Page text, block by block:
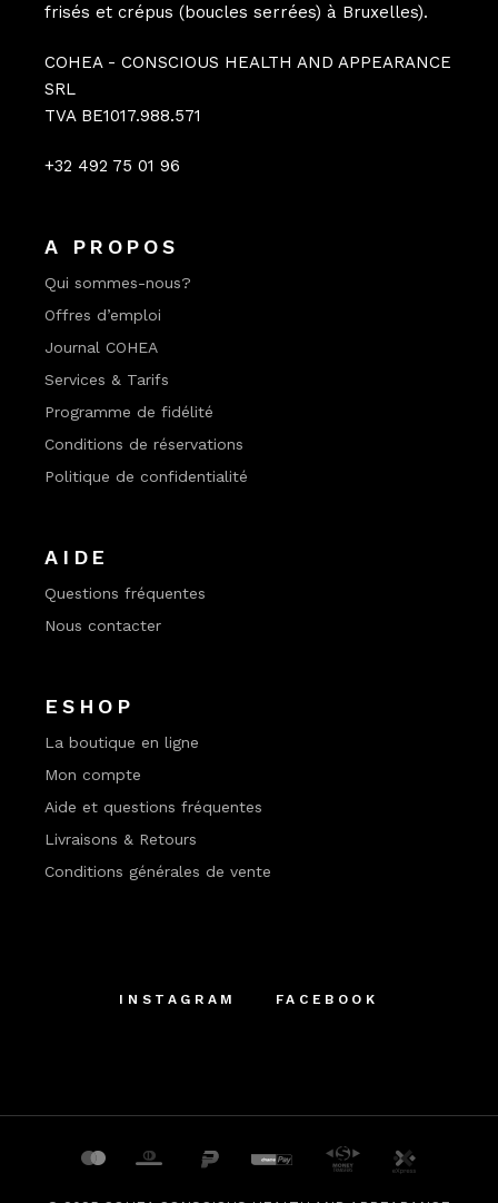
frisés et crépus (boucles serrées) à Bruxelles).
COHEA - CONSCIOUS HEALTH AND APPEARANCE
SRL
TVA BE1017.988.571
+32 492 75 01 96
A PROPOS
Qui sommes-nous?
Offres d’emploi
Journal COHEA
Services & Tarifs
Programme de fidélité
Conditions de réservations
Politique de confidentialité
AIDE
Questions fréquentes
Nous contacter
ESHOP
La boutique en ligne
Mon compte
Aide et questions fréquentes
Livraisons & Retours
Conditions générales de vente
INSTAGRAM FACEBOOK